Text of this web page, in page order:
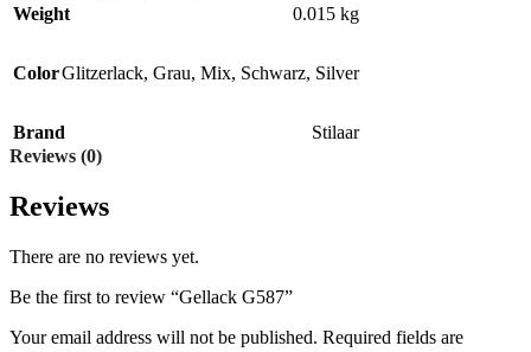
Weight
0.015 kg
ColorGlitzerlack, Grau, Mix, Schwarz, Silver
Brand
Stilaar
Reviews (0)
Reviews
There are no reviews yet.
Be the first to review “Gellack G587”
Your email address will not be published. Required fields are